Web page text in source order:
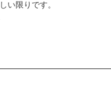
い限りです。